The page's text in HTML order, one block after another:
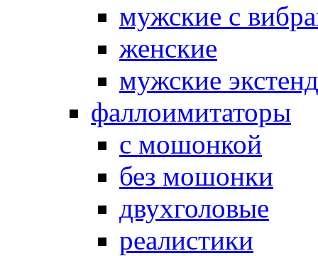
мужские с
женские
мужские
фаллоимитаторы
с мошонкой
без мошонки
двухголовые
реалистики